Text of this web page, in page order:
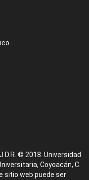
D.R. © 2018. Universidad
Coyoacán, C.
sitio web puede ser